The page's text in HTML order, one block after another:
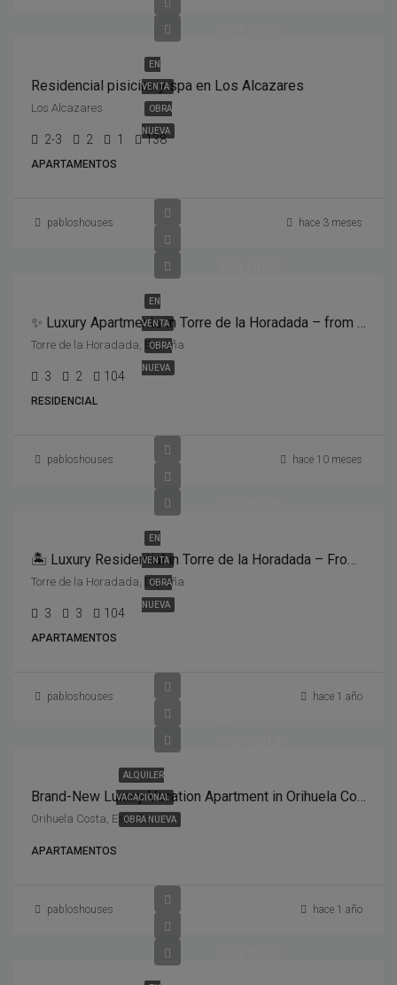
EN
VENTA
OBRA
NUEVA
Residencial pisicina y spa en Los Alcazares
Los Alcazares
2-3 2 1 138
APARTAMENTOS
pabloshouses hace 3 meses
EN
VENTA
OBRA
NUEVA
✨ Luxury Apartments in Torre de la Horadada – from €398,000 ✨
Torre de la Horadada, España
3 2 104
RESIDENCIAL
pabloshouses hace 10 meses
EN
VENTA
OBRA
NUEVA
🏝️ Luxury Residential in Torre de la Horadada – From €398,900 3 Bedrooms | 2 Bathrooms | 104 m² Plot | Community Pool | Spa & Sauna | Large Gym
Torre de la Horadada, España
3 3 104
APARTAMENTOS
pabloshouses hace 1 año
ALQUILER
VACACIONAL
OBRA NUEVA
Brand-New Luxury Vacation Apartment in Orihuela Costa – 3 Bedrooms, Spa, Gym & Pool
Orihuela Costa, España
APARTAMENTOS
pabloshouses hace 1 año